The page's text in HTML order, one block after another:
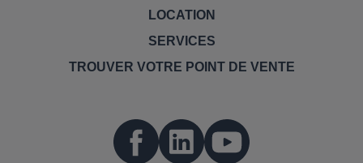
LOCATION
SERVICES
TROUVER VOTRE POINT DE VENTE